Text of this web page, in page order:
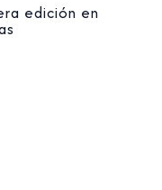
edición en